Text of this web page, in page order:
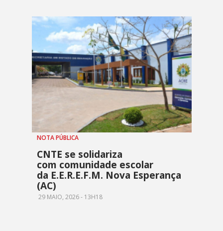
NOTA PÚBLICA
CNTE se solidariza
com comunidade escolar
da E.E.R.E.F.M. Nova Esperança
(AC)
29 MAIO, 2026 - 13H18